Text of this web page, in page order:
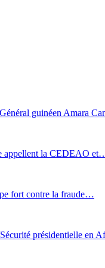
guinéen Amara
appellent la CEDEAO
fort contre la fraude…
présidentielle en